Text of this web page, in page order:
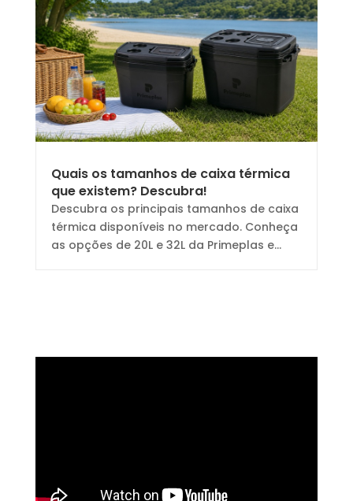
Quais os tamanhos de caixa térmica
que existem? Descubra!
Descubra os principais tamanhos de caixa
térmica disponíveis no mercado. Conheça
as opções de 20L e 32L da Primeplas e...